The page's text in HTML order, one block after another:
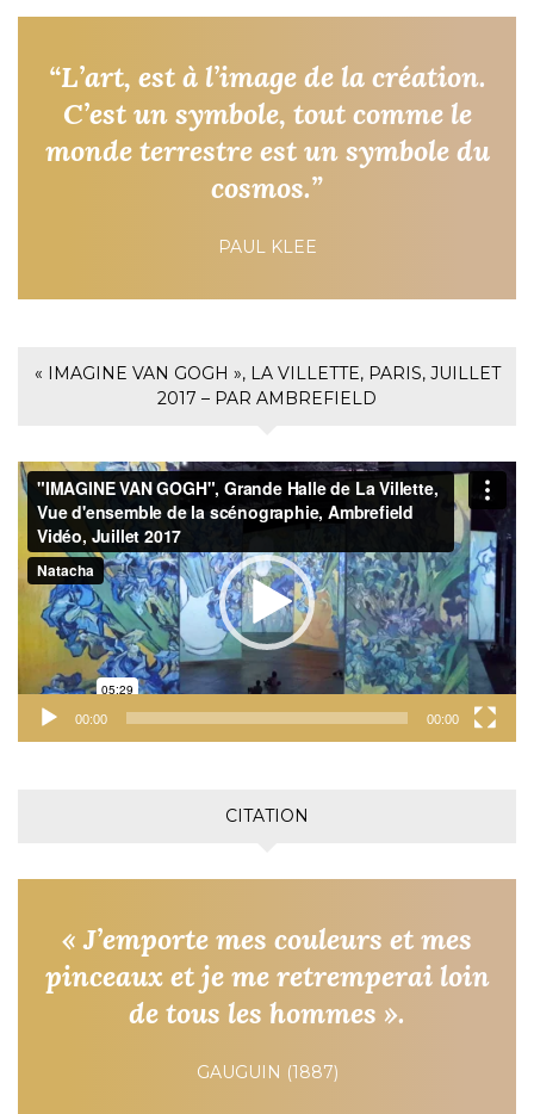
“L’art, est à l’image de la création.
C’est un symbole, tout comme le
monde terrestre est un symbole du
cosmos.”
PAUL KLEE
« IMAGINE VAN GOGH », LA VILLETTE, PARIS, JUILLET
2017 – PAR AMBREFIELD
Lecteur
vidéo
00:00 00:00
CITATION
« J’emporte mes couleurs et mes
pinceaux et je me retremperai loin
de tous les hommes ».
GAUGUIN (1887)